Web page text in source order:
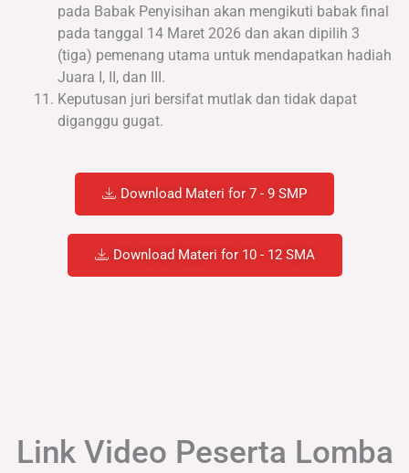
pada Babak Penyisihan akan mengikuti babak final
pada tanggal 14 Maret 2026 dan akan dipilih 3
(tiga) pemenang utama untuk mendapatkan hadiah
Juara I, II, dan III.
Keputusan juri bersifat mutlak dan tidak dapat
diganggu gugat.
Download Materi for 7 - 9 SMP
Download Materi for 10 - 12 SMA
Link Video Peserta Lomba